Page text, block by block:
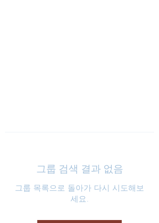
그룹 검색 결과 없음
그룹 목록으로 돌아가 다시 시도해보
세요.